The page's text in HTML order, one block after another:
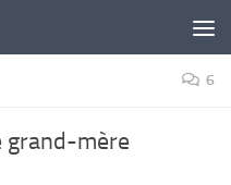
6
grand-mère